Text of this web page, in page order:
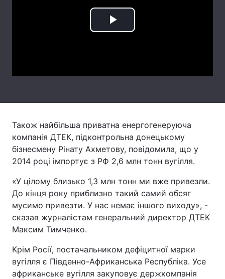
Послуги
Тема оформлення
Play
Також найбільша приватна енергогенеруюча
компанія ДТЕК, підконтрольна донецькому
бізнесмену Рінату Ахметову, повідомила, що у
2014 році імпортує з РФ 2,6 млн тонн вугілля.
«У цілому близько 1,3 млн тонн ми вже привезли.
До кінця року приблизно такий самий обсяг
мусимо привезти. У нас немає іншого виходу», -
сказав журналістам генеральний директор ДТЕК
Максим Тимченко.
Крім Росії, постачальником дефіцитної марки
вугілля є Південно-Африканська Республіка. Усе
африканське вугілля закуповує держкомпанія